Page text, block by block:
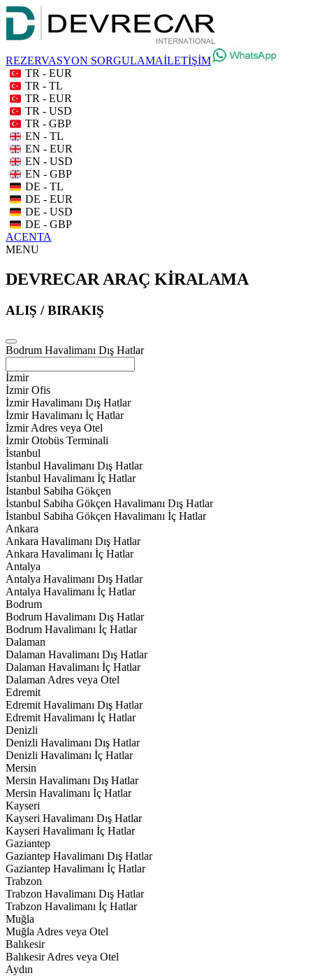
REZERVASYON SORGULAMAİLETİŞİM
TR - EUR
TR - TL
TR - EUR
TR - USD
TR - GBP
EN - TL
EN - EUR
EN - USD
EN - GBP
DE - TL
DE - EUR
DE - USD
DE - GBP
ACENTA
MENU
DEVRECAR ARAÇ KİRALAMA
ALIŞ / BIRAKIŞ
Bodrum Havalimanı Dış Hatlar
İzmir
İzmir Ofis
İzmir Havalimanı Dış Hatlar
İzmir Havalimanı İç Hatlar
İzmir Adres veya Otel
İzmir Otobüs Terminali
İstanbul
İstanbul Havalimanı Dış Hatlar
İstanbul Havalimanı İç Hatlar
İstanbul Sabiha Gökçen
İstanbul Sabiha Gökçen Havalimanı Dış Hatlar
İstanbul Sabiha Gökçen Havalimanı İç Hatlar
Ankara
Ankara Havalimanı Dış Hatlar
Ankara Havalimanı İç Hatlar
Antalya
Antalya Havalimanı Dış Hatlar
Antalya Havalimanı İç Hatlar
Bodrum
Bodrum Havalimanı Dış Hatlar
Bodrum Havalimanı İç Hatlar
Dalaman
Dalaman Havalimanı Dış Hatlar
Dalaman Havalimanı İç Hatlar
Dalaman Adres veya Otel
Edremit
Edremit Havalimanı Dış Hatlar
Edremit Havalimanı İç Hatlar
Denizli
Denizli Havalimanı Dış Hatlar
Denizli Havalimanı İç Hatlar
Mersin
Mersin Havalimanı Dış Hatlar
Mersin Havalimanı İç Hatlar
Kayseri
Kayseri Havalimanı Dış Hatlar
Kayseri Havalimanı İç Hatlar
Gaziantep
Gaziantep Havalimanı Dış Hatlar
Gaziantep Havalimanı İç Hatlar
Trabzon
Trabzon Havalimanı Dış Hatlar
Trabzon Havalimanı İç Hatlar
Muğla
Muğla Adres veya Otel
Balıkesir
Balıkesir Adres veya Otel
Aydın